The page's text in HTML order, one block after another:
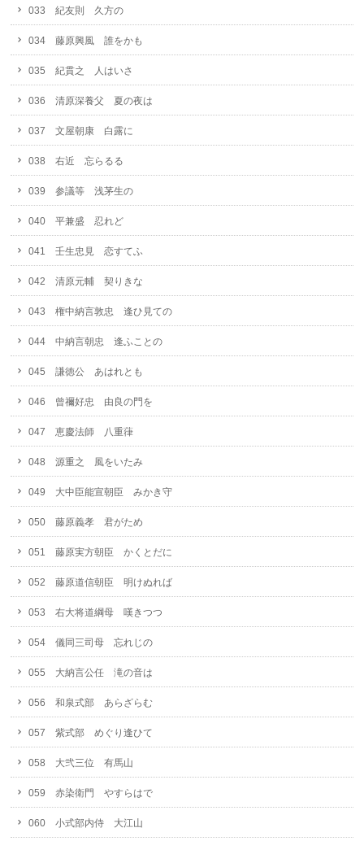
033 紀友則 久方の
034 藤原興風 誰をかも
035 紀貫之 人はいさ
036 清原深養父 夏の夜は
037 文屋朝康 白露に
038 右近 忘らるる
039 参議等 浅茅生の
040 平兼盛 忍れど
041 壬生忠見 恋すてふ
042 清原元輔 契りきな
043 権中納言敦忠 逢ひ見ての
044 中納言朝忠 逢ふことの
045 謙徳公 あはれとも
046 曾禰好忠 由良の門を
047 恵慶法師 八重葎
048 源重之 風をいたみ
049 大中臣能宣朝臣 みかき守
050 藤原義孝 君がため
051 藤原実方朝臣 かくとだに
052 藤原道信朝臣 明けぬれば
053 右大将道綱母 嘆きつつ
054 儀同三司母 忘れじの
055 大納言公任 滝の音は
056 和泉式部 あらざらむ
057 紫式部 めぐり逢ひて
058 大弐三位 有馬山
059 赤染衛門 やすらはで
060 小式部内侍 大江山